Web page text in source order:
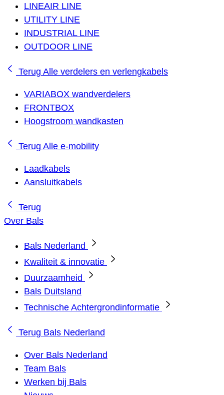
LINEAIR LINE
UTILITY LINE
INDUSTRIAL LINE
OUTDOOR LINE
Terug Alle verdelers en verlengkabels
VARIABOX wandverdelers
FRONTBOX
Hoogstroom wandkasten
Terug Alle e-mobility
Laadkabels
Aansluitkabels
Terug
Over Bals
Bals Nederland
Kwaliteit & innovatie
Duurzaamheid
Bals Duitsland
Technische Achtergrondinformatie
Terug Bals Nederland
Over Bals Nederland
Team Bals
Werken bij Bals